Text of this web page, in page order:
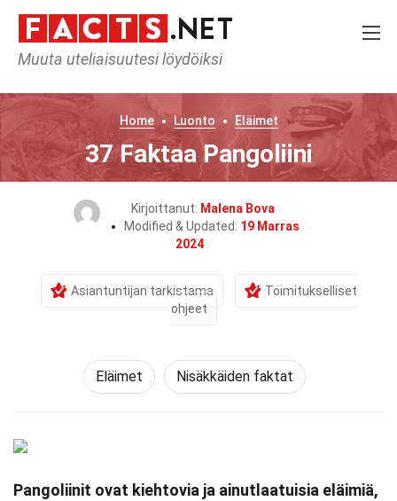
Muuta uteliaisuutesi löydöiksi
Home Luonto Eläimet
37 Faktaa Pangoliini
Kirjoittanut: Malena Bova
Modified & Updated: 19 Marras
2024
Asiantuntijan tarkistama
Toimitukselliset
ohjeet
Eläimet Nisäkkäiden faktat
Pangoliinit ovat kiehtovia ja ainutlaatuisia eläimiä,